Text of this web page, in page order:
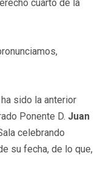
cuarto de la
sido la anterior
Ponente D. Juan
celebrando
su fecha, de lo que,